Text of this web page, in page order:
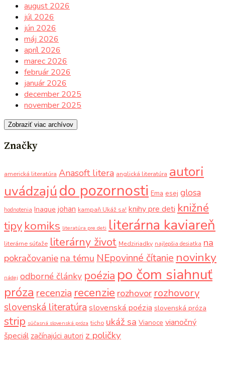
august 2026
júl 2026
jún 2026
máj 2026
apríl 2026
marec 2026
február 2026
január 2026
december 2025
november 2025
Zobraziť viac archívov
Značky
americká literatúra Anasoft litera anglická literatúra autori
uvádzajúdo pozornosti Ema esej glosa
hodnotenia Inaque johan kampaň Ukáž sa! knihy pre deti knižné
tipy komiks literatúra pre deti literárna kaviareň
literárne súťaže literárny život Medziriadky najlepšia desiatka na
pokračovaniena tému NEpovinné čítanie novinky
nádej odborné články poézia po čom siahnuť
próza recenzia recenzie rozhovor rozhovory
slovenská literatúra slovenská poézia slovenská próza
strip súčasná slovenská próza ticho ukáž sa Vianoce vianočný
špeciál začínajúci autori z poličky